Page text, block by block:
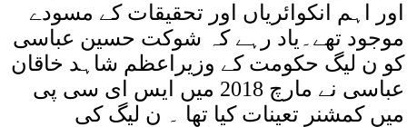
اور اہم انکوائریاں اور تحقیقات کے مسودے
موجود تھے۔یاد رہے کہ شوکت حسین عباسی
کو ن لیگ حکومت کے وزیراعظم شاہد خاقان
عباسی نے مارچ 2018 میں ایس ای سی پی
میں کمشنر تعینات کیا تھا ۔ ن لیگ کی